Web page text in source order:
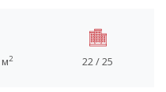
м2 22 / 25